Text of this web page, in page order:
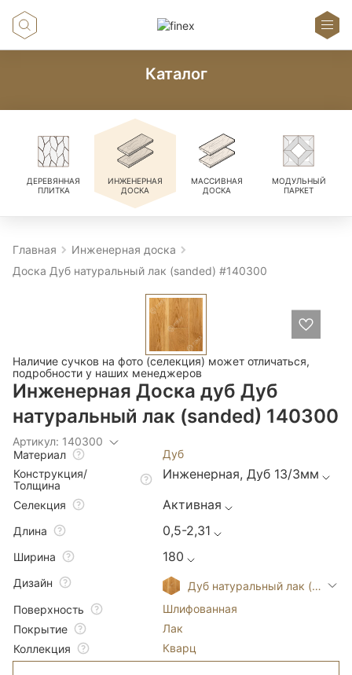
Каталог
ДЕРЕВЯННАЯ
ПЛИТКА
ИНЖЕНЕРНАЯ
ДОСКА
МАССИВНАЯ
ДОСКА
МОДУЛЬНЫЙ
ПАРКЕТ
Главная
Инженерная доска
Доска Дуб натуральный лак (sanded) #140300
Наличие сучков на фото (селекция) может отличаться,
подробности у наших менеджеров
Инженерная Доска дуб Дуб
натуральный лак (sanded) 140300
Артикул: 140300
Материал
Дуб
Конструкция/
Толщина
Инженерная, Дуб 13/3мм
Селекция Активная
Длина 0,5-2,31
Ширина 180
Дизайн
Дуб натуральный лак
Поверхность
Шлифованная
Покрытие
Лак
Коллекция
Кварц